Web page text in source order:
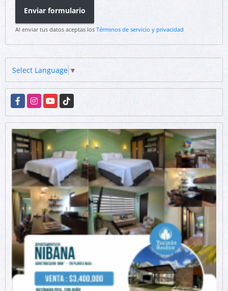
Enviar formulario
Al enviar tus datos aceptas losTérminos de servicio y privacidad
Select Language ▼
FacebookInstagram
YouTubeTikTok